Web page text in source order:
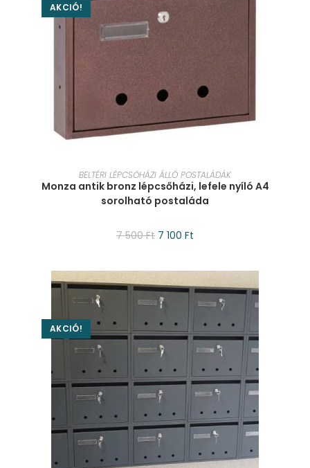
AKCIÓ!
KOSÁRBA TESZEM
BELTÉRI LÉPCSŐHÁZI ÁLLÓ POSTALÁDÁK
Monza antik bronz lépcsőházi, lefele nyíló A4
sorolható postaláda
7 500Ft 7 100 Ft
AKCIÓ!